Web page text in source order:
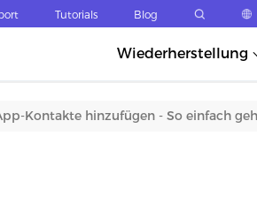
Tutorials Blog
Wiederherstellung
Kontakte hinzufügen - So einfach